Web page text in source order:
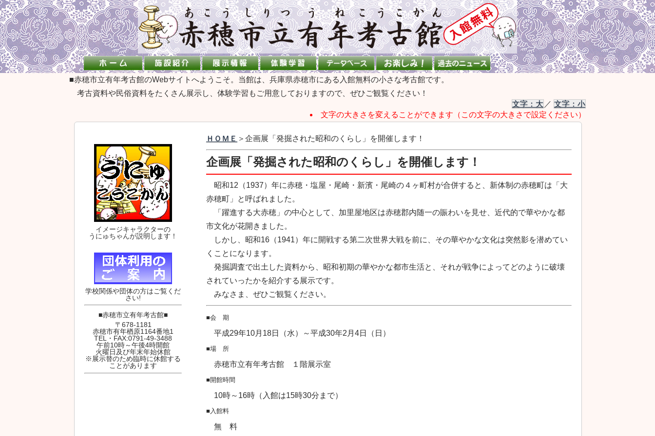
■赤穂市立有年考古館のWebサイトへようこそ。当館は、兵庫県赤穂市にある入館無料の小さな考古館です。
考古資料や民俗資料をたくさん展示し、体験学習もご用意しておりますので、ぜひご観覧ください！
文字：大 ／ 文字：小
文字の大きさを変えることができます（この文字の大きさで設定ください）
ＨＯＭＥ ＞企画展「発掘された昭和のくらし」を開催します！
企画展「発掘された昭和のくらし」を開催します！
昭和12（1937）年に赤穂・塩屋・尾崎・新濱・尾崎の４ヶ町村が合併すると、新体制の赤穂町は「大
赤穂町」と呼ばれました。
「躍進する大赤穂」の中心として、加里屋地区は赤穂郡内随一の賑わいを見せ、近代的で華やかな都
市文化が花開きました。
しかし、昭和16（1941）年に開戦する第二次世界大戦を前に、その華やかな文化は突然影を潜めてい
くことになります。
発掘調査で出土した資料から、昭和初期の華やかな都市生活と、それが戦争によってどのように破壊
されていったかを紹介する展示です。
みなさま、ぜひご観覧ください。
■会 期
平成29年10月18日（水）～平成30年2月4日（日）
■場 所
赤穂市立有年考古館 １階展示室
■開館時間
10時～16時（入館は15時30分まで）
■入館料
無 料
イメージキャラクターの
うにゅちゃんが説明します！
学校関係や団体の方はご覧くだ
さい!
■赤穂市立有年考古館■
〒678-1181
赤穂市有年楢原1164番地1
TEL・FAX:0791-49-3488
午前10時～午後4時開館
火曜日及び年末年始休館
※展示替のため臨時に休館する
ことがあります